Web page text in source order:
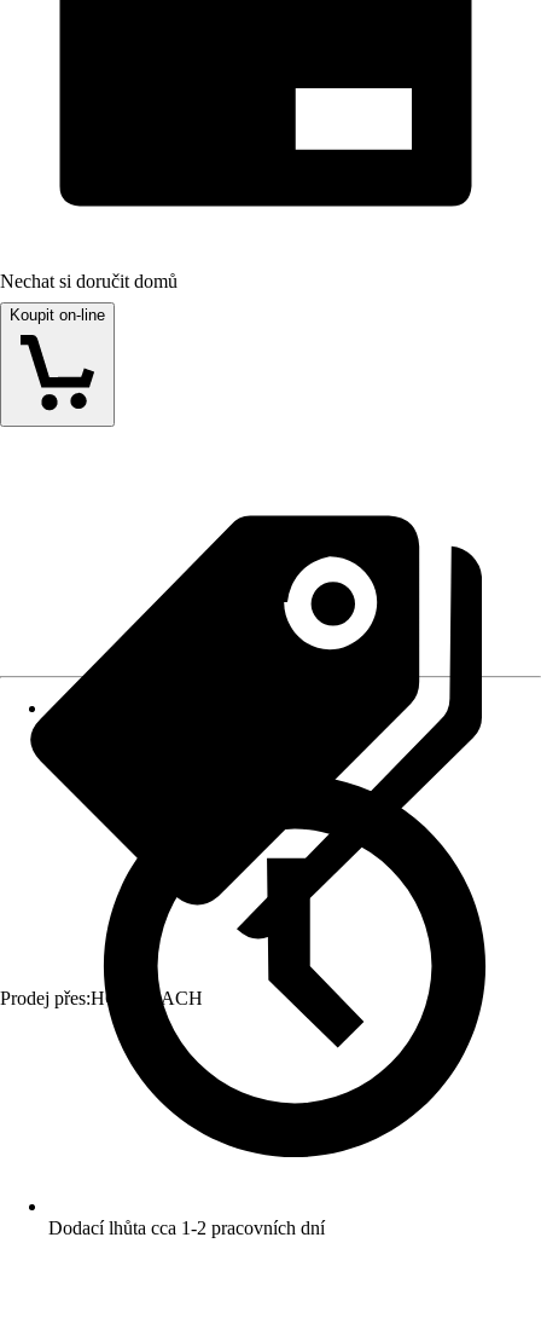
Nechat si doručit domů
Koupit on-line
Prodej přes:HORNBACH
Dodací lhůta cca 1-2 pracovních dní